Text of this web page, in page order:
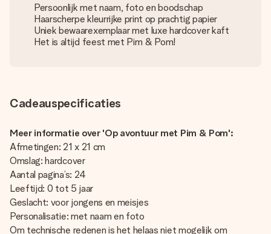
Persoonlijk met naam, foto en boodschap
Haarscherpe kleurrijke print op prachtig papier
Uniek bewaarexemplaar met luxe hardcover kaft
Het is altijd feest met Pim & Pom!
Cadeauspecificaties
Meer informatie over 'Op avontuur met Pim & Pom':
Afmetingen: 21 x 21 cm
Omslag: hardcover
Aantal pagina’s: 24
Leeftijd: 0 tot 5 jaar
Geslacht: voor jongens en meisjes
Personalisatie: met naam en foto
Om technische redenen is het helaas niet mogelijk om